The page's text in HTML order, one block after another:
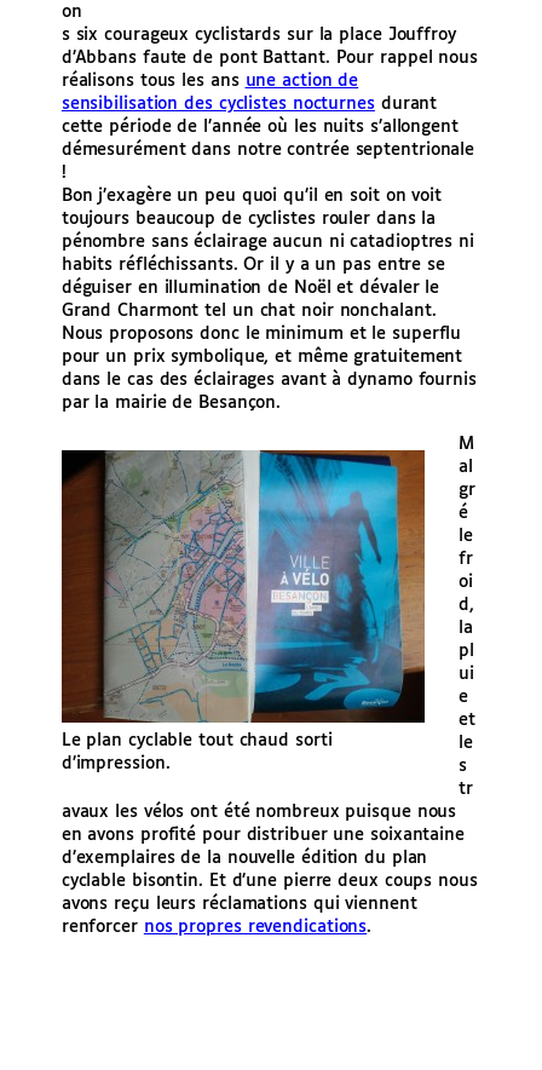
on
s six courageux cyclistards sur la place Jouffroy
d’Abbans faute de pont Battant. Pour rappel nous
réalisons tous les ans une action de
sensibilisation des cyclistes nocturnesdurant
cette période de l’année où les nuits s’allongent
démesurément dans notre contrée septentrionale
!
Bon j’exagère un peu quoi qu’il en soit on voit
toujours beaucoup de cyclistes rouler dans la
pénombre sans éclairage aucun ni catadioptres ni
habits réfléchissants. Or il y a un pas entre se
déguiser en illumination de Noël et dévaler le
Grand Charmont tel un chat noir nonchalant.
Nous proposons donc le minimum et le superflu
pour un prix symbolique, et même gratuitement
dans le cas des éclairages avant à dynamo fournis
par la mairie de Besançon.
Le plan cyclable tout chaud sorti
d’impression.
M
al
gr
é
le
fr
oi
d,
la
pl
ui
e
et
le
s
tr
avaux les vélos ont été nombreux puisque nous
en avons profité pour distribuer une soixantaine
d’exemplaires de la nouvelle édition du plan
cyclable bisontin. Et d’une pierre deux coups nous
avons reçu leurs réclamations qui viennent
renforcer nos propres revendications.